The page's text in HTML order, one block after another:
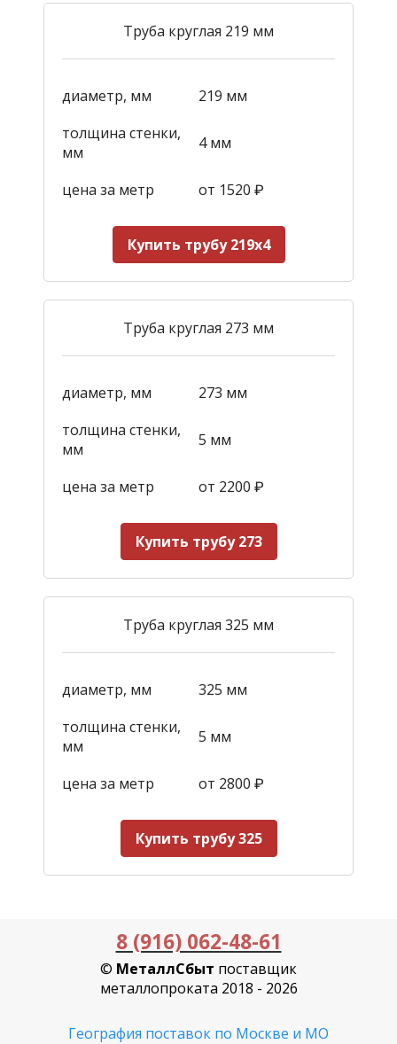
Труба круглая 219 мм
диаметр, мм
219 мм
толщина стенки,
мм
4 мм
цена за метр от 1520 ₽
Купить трубу 219х4
Труба круглая 273 мм
диаметр, мм
273 мм
толщина стенки,
мм
5 мм
цена за метр от 2200 ₽
Купить трубу 273
Труба круглая 325 мм
диаметр, мм
325 мм
толщина стенки,
мм
5 мм
цена за метр от 2800 ₽
Купить трубу 325
8 (916) 062-48-61
© МеталлСбыт поставщик
металлопроката 2018 - 2026
География поставок по Москве и МО